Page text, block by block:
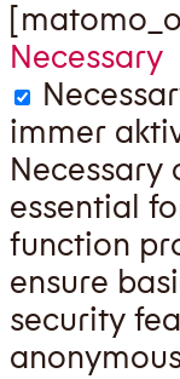
Necessary
immer
Necessary
essential
function
ensure
security